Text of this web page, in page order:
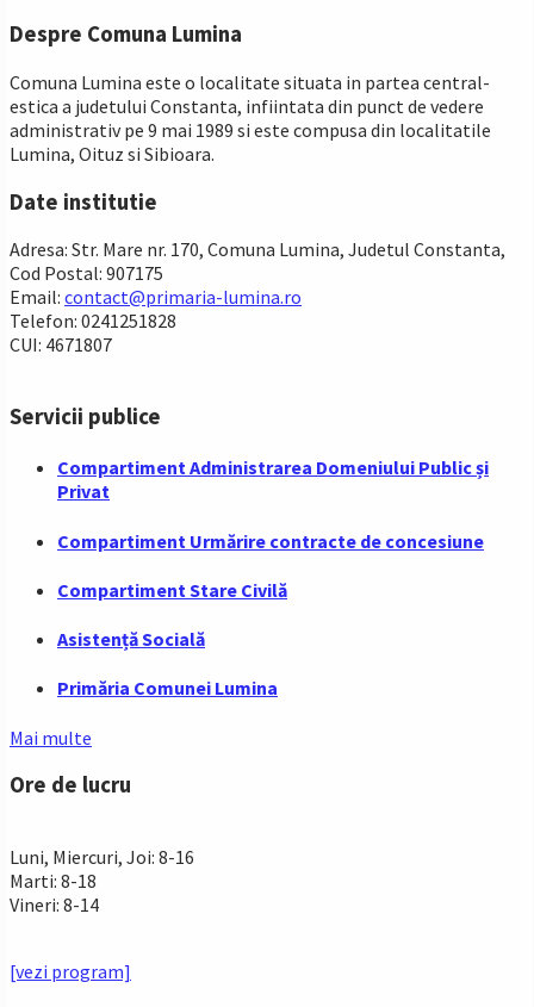
Despre Comuna Lumina
Comuna Lumina este o localitate situata in partea central-
estica a judetului Constanta, infiintata din punct de vedere
administrativ pe 9 mai 1989 si este compusa din localitatile
Lumina, Oituz si Sibioara.
Date institutie
Adresa: Str. Mare nr. 170, Comuna Lumina, Judetul Constanta,
Cod Postal: 907175
Email: contact@primaria-lumina.ro
Telefon: 0241251828
CUI: 4671807
Servicii publice
Compartiment Administrarea Domeniului Public și
Privat
Compartiment Urmărire contracte de concesiune
Compartiment Stare Civilă
Asistență Socială
Primăria Comunei Lumina
Mai multe
Ore de lucru
Luni, Miercuri, Joi: 8-16
Marti: 8-18
Vineri: 8-14
[vezi program]